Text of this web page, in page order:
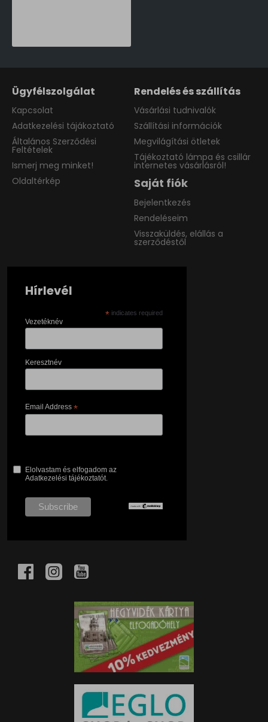
Ügyfélszolgálat
Kapcsolat
Adatkezelési tájákoztató
Általános Szerződési
Feltételek
Ismerj meg minket!
Oldaltérkép
Rendelés és szállítás
Vásárlási tudnivalók
Szállítási információk
Megvilágítási ötletek
Tájékoztató lámpa és csillár
internetes vásárlásról!
Saját fiók
Bejelentkezés
Rendeléseim
Visszaküldés, elállás a
szerződéstől
Hírlevél
* indicates required
Vezetéknév
Keresztnév
Email Address *
Elolvastam és elfogadom az
Adatkezelési tájékoztatót.